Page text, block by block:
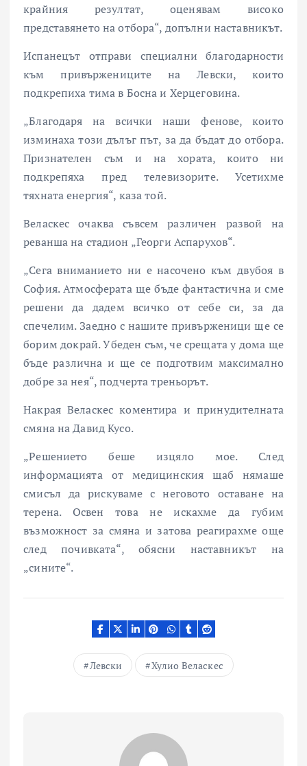
крайния резултат, оценявам високо
представянето на отбора“, допълни наставникът.
Испанецът отправи специални благодарности
към привържениците на Левски, които
подкрепиха тима в Босна и Херцеговина.
„Благодаря на всички наши фенове, които
изминаха този дълъг път, за да бъдат до отбора.
Признателен съм и на хората, които ни
подкрепяха пред телевизорите. Усетихме
тяхната енергия“, каза той.
Веласкес очаква съвсем различен развой на
реванша на стадион „Георги Аспарухов“.
„Сега вниманието ни е насочено към двубоя в
София. Атмосферата ще бъде фантастична и сме
решени да дадем всичко от себе си, за да
спечелим. Заедно с нашите привърженици ще се
борим докрай. Убеден съм, че срещата у дома ще
бъде различна и ще се подготвим максимално
добре за нея“, подчерта треньорът.
Накрая Веласкес коментира и принудителната
смяна на Давид Кусо.
„Решението беше изцяло мое. След
информацията от медицинския щаб нямаше
смисъл да рискуваме с неговото оставане на
терена. Освен това не искахме да губим
възможност за смяна и затова реагирахме още
след почивката“, обясни наставникът на
„сините“.
Левски Хулио Веласкес